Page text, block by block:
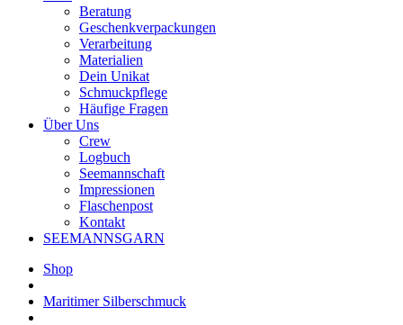
Beratung
Geschenkverpackungen
Verarbeitung
Materialien
Dein Unikat
Schmuckpflege
Häufige Fragen
Über Uns
Crew
Logbuch
Seemannschaft
Impressionen
Flaschenpost
Kontakt
SEEMANNSGARN
Shop
Maritimer Silberschmuck